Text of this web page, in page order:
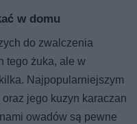
w domu
do zwalczenia
tego żuka, ale w
Najpopularniejszym
jego kuzyn karaczan
owadów są pewne